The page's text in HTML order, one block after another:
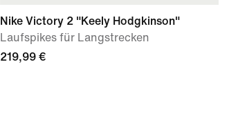
Nike Victory 2 "Keely Hodgkinson"
Laufspikes für Langstrecken
219,99 €